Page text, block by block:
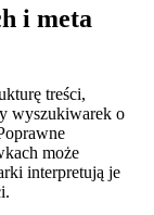
i meta
treści,
wyszukiwarek o
może
interpretują je